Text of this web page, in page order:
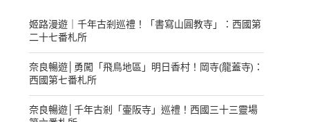
姬路漫遊｜千年古剎巡禮！「書寫山圓教寺」：西國第
二十七番札所
奈良暢遊│勇闖「飛鳥地區」明日香村！岡寺(龍蓋寺)：
西國第七番札所
奈良暢遊│千年古剎「壷阪寺」巡禮！西國三十三靈場